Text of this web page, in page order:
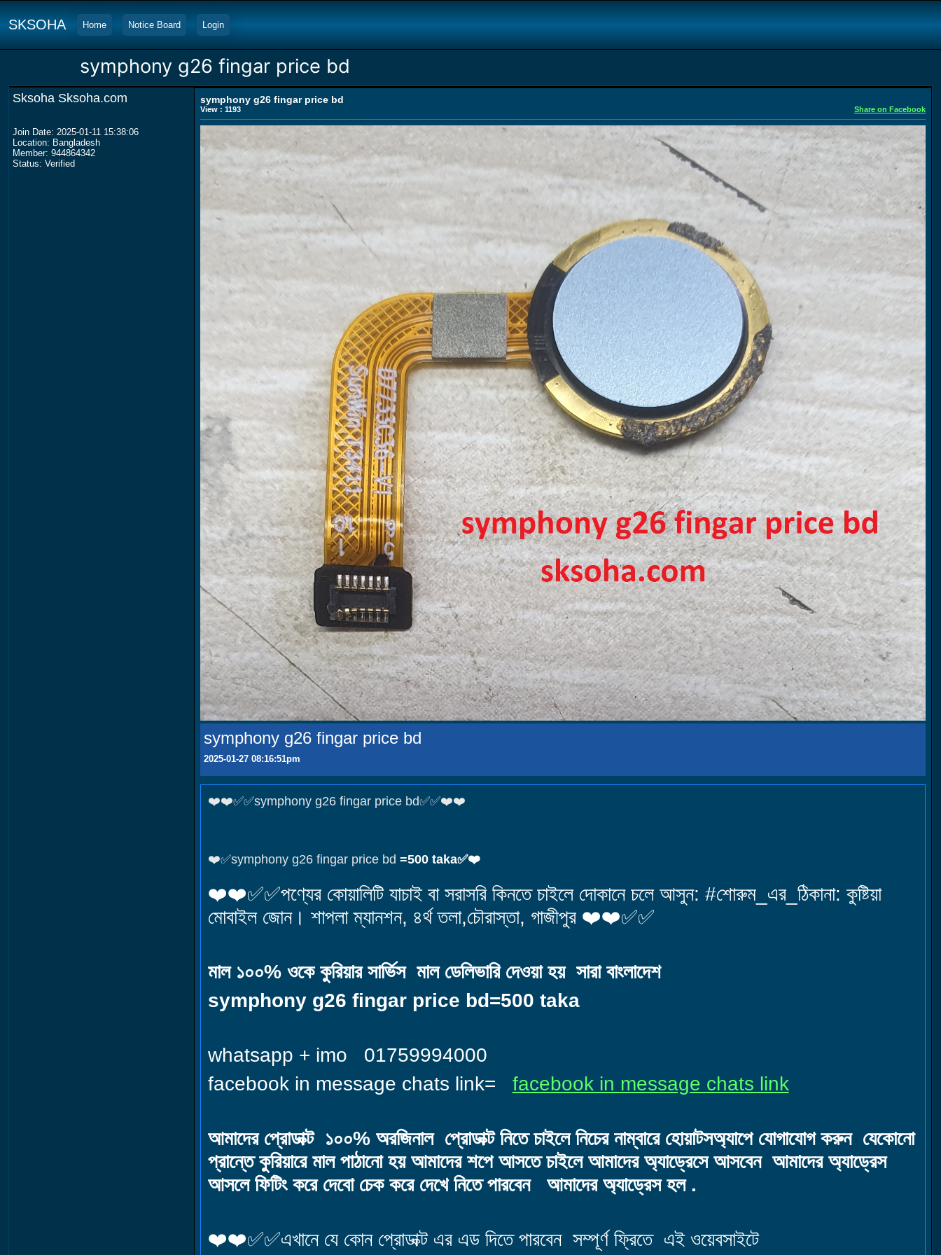
SKSOHA Home Notice Board Login
symphony g26 fingar price bd
Sksoha Sksoha.com
Join Date: 2025-01-11 15:38:06
Location: Bangladesh
Member: 944864342
Status: Verified
symphony g26 fingar price bd
View : 1193 Share on Facebook
symphony g26 fingar price bd
2025-01-27 08:16:51pm
❤️❤️✅✅symphony g26 fingar price bd✅✅❤️❤️
❤️✅symphony g26 fingar price bd =500 taka✅❤️
❤️❤️✅✅পণ্যের কোয়ালিটি যাচাই বা সরাসরি কিনতে চাইলে দোকানে চলে আসুন: #শোরুম_এর_ঠিকানা: কুষ্টিয়া
মোবাইল জোন। শাপলা ম্যানশন, ৪র্থ তলা,চৌরাস্তা, গাজীপুর ❤️❤️✅✅
মাল ১০০% ওকে কুরিয়ার সার্ভিস মাল ডেলিভারি দেওয়া হয় সারা বাংলাদেশ
symphony g26 fingar price bd=500 taka
whatsapp + imo 01759994000
facebook in message chats link= facebook in message chats link
আমাদের প্রোডাক্ট ১০০% অরজিনাল প্রোডাক্ট নিতে চাইলে নিচের নাম্বারে হোয়াটসঅ্যাপে যোগাযোগ করুন যেকোনো
প্রান্তে কুরিয়ারে মাল পাঠানো হয় আমাদের শপে আসতে চাইলে আমাদের অ্যাড্রেসে আসবেন আমাদের অ্যাড্রেস
আসলে ফিটিং করে দেবো চেক করে দেখে নিতে পারবেন আমাদের অ্যাড্রেস হল .
❤️❤️✅✅এখানে যে কোন প্রোডাক্ট এর এড দিতে পারবেন সম্পূর্ণ ফ্রিতে এই ওয়েবসাইটে